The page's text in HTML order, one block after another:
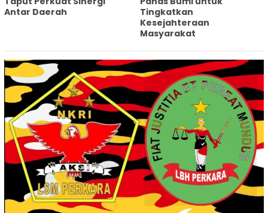
Antar Daerah
Tingkatkan
Kesejahteraan
Masyarakat